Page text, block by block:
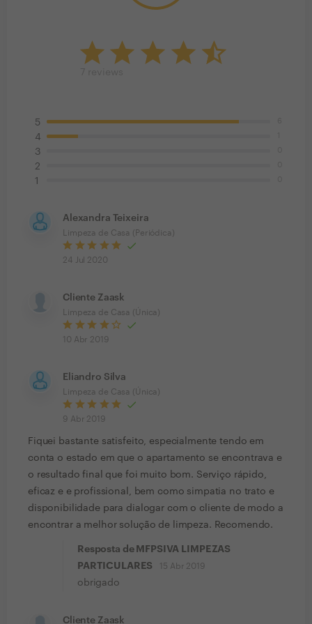
5
4
3
2
1
Alexandra Teixeira
Limpeza de Casa (Periódica)
24 Jul 2020
Cliente Zaask
Limpeza de Casa (Única)
10 Abr 2019
Eliandro Silva
Limpeza de Casa (Única)
9 Abr 2019
Fiquei bastante satisfeito, especialmente tendo em
conta o estado em que o apartamento se encontrava e
o resultado final que foi muito bom. Serviço rápido,
eficaz e e profissional, bem como simpatia no trato e
disponibilidade para dialogar com o cliente de modo a
encontrar a melhor solução de limpeza. Recomendo.
Resposta de MFPSIVA LIMPEZAS
PARTICULARES
15 Abr 2019
obrigado
Cliente Zaask